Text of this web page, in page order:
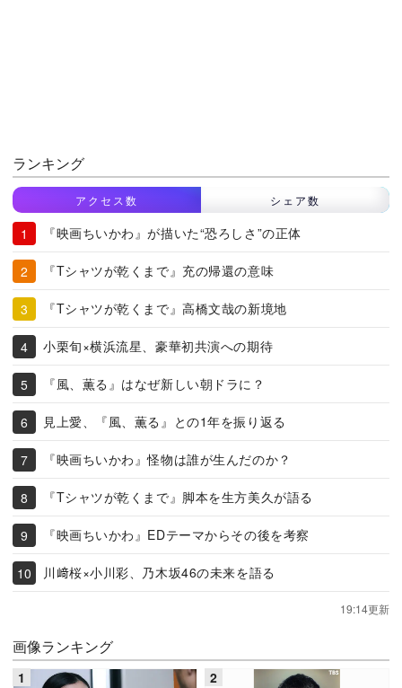
ランキング
アクセス数 シェア数
『映画ちいかわ』が描いた“恐ろしさ”の正体
『Tシャツが乾くまで』充の帰還の意味
『Tシャツが乾くまで』高橋文哉の新境地
小栗旬×横浜流星、豪華初共演への期待
『風、薫る』はなぜ新しい朝ドラに？
見上愛、『風、薫る』との1年を振り返る
『映画ちいかわ』怪物は誰が生んだのか？
『Tシャツが乾くまで』脚本を生方美久が語る
『映画ちいかわ』EDテーマからその後を考察
川﨑桜×小川彩、乃木坂46の未来を語る
19:14更新
画像ランキング